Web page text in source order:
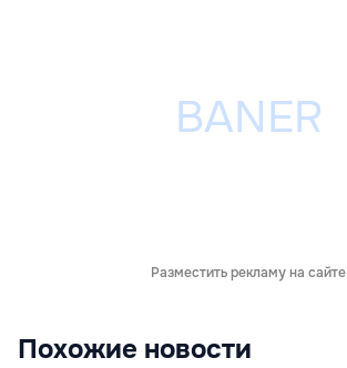
Разместить рекламу на сайте
Похожие новости